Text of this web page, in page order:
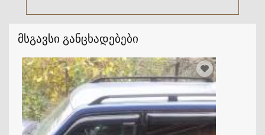
მსგავსი განცხადებები